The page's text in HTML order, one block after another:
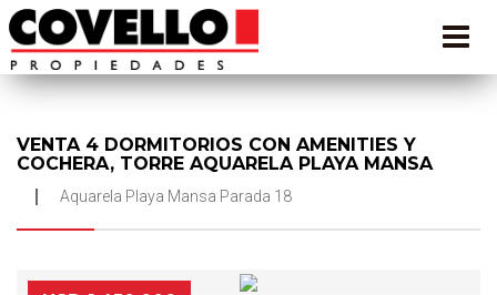
VENTA 4 DORMITORIOS CON AMENITIES Y
COCHERA, TORRE AQUARELA PLAYA MANSA
Aquarela Playa Mansa Parada 18